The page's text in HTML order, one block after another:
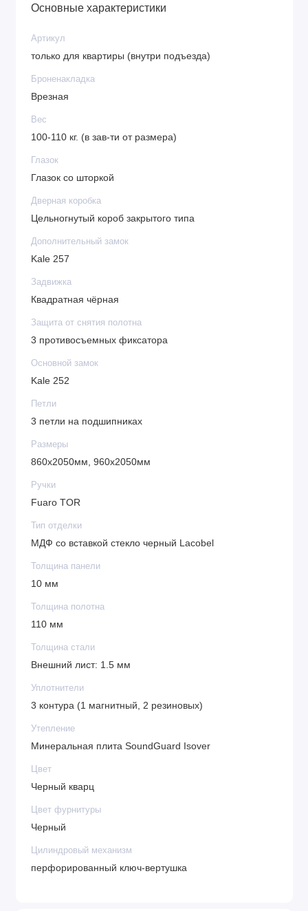
Основные характеристики
Артикул
только для квартиры (внутри подъезда)
Броненакладка
Врезная
Вес
100-110 кг. (в зав-ти от размера)
Глазок
Глазок со шторкой
Дверная коробка
Цельногнутый короб закрытого типа
Дополнительный замок
Kale 257
Задвижка
Квадратная чёрная
Защита от снятия полотна
3 противосъемных фиксатора
Основной замок
Kale 252
Петли
3 петли на подшипниках
Размеры
860x2050мм, 960x2050мм
Ручки
Fuaro TOR
Тип отделки
МДФ со вставкой стекло черный Lacobel
Толщина панели
10 мм
Толщина полотна
110 мм
Толщина стали
Внешний лист: 1.5 мм
Уплотнители
3 контура (1 магнитный, 2 резиновых)
Утепление
Минеральная плита SoundGuard Isover
Цвет
Черный кварц
Цвет фурнитуры
Черный
Цилиндровый механизм
перфорированный ключ-вертушка